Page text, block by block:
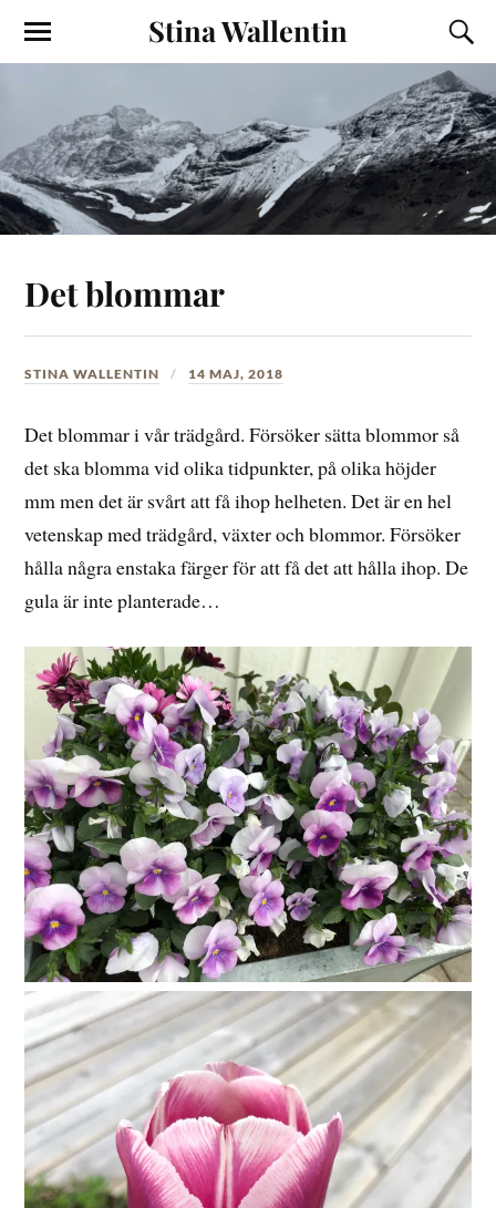
Stina Wallentin
Det blommar
STINA WALLENTIN 14 MAJ, 2018
Det blommar i vår trädgård. Försöker sätta blommor så
det ska blomma vid olika tidpunkter, på olika höjder
mm men det är svårt att få ihop helheten. Det är en hel
vetenskap med trädgård, växter och blommor. Försöker
hålla några enstaka färger för att få det att hålla ihop. De
gula är inte planterade…